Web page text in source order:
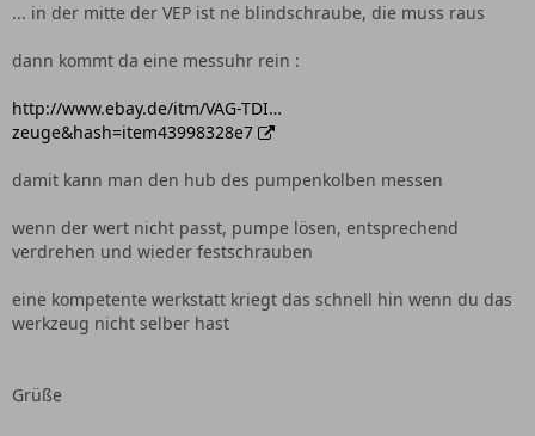
... in der mitte der VEP ist ne blindschraube, die muss raus
dann kommt da eine messuhr rein :
http://www.ebay.de/itm/VAG-TDI…
zeuge&hash=item43998328e7
damit kann man den hub des pumpenkolben messen
wenn der wert nicht passt, pumpe lösen, entsprechend
verdrehen und wieder festschrauben
eine kompetente werkstatt kriegt das schnell hin wenn du das
werkzeug nicht selber hast
Grüße